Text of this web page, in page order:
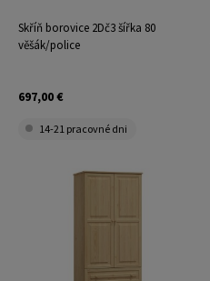
Skříň borovice 2Dč3 šířka 80
věšák/police
697,00 €
14-21 pracovné dni